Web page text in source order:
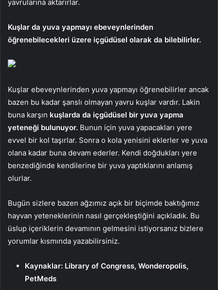
yavrularına aktarırlar.
Kuşlar da yuva yapmayı ebeveynlerinden
öğrenebilecekleri üzere içgüdüsel olarak da bilebilirler.
Kuşlar ebeveynlerinden yuva yapmayı öğrenebilirler ancak
bazen bu kadar şanslı olmayan yavru kuşlar vardır. Lakin
buna karşın kuşlarda da içgüdüsel bir yuva yapma
yeteneği bulunuyor. Bunun için yuva yapacakları yere
evvel bir kol taşırlar. Sonra o kola yenisini eklerler ve yuva
olana kadar buna devam ederler. Kendi doğdukları yere
benzediğinde kendilerine bir yuva yaptıklarını anlamış
olurlar.
Bugün sizlere bazen ağzımız açık bir biçimde baktığımız
hayvan yeteneklerinin nasıl gerçekleştiğini açıkladık. Bu
üslup içeriklerin devamının gelmesini istiyorsanız bizlere
yorumlar kısmında yazabilirsiniz.
Kaynaklar: Library of Congress, Wonderopolis,
PetMeds